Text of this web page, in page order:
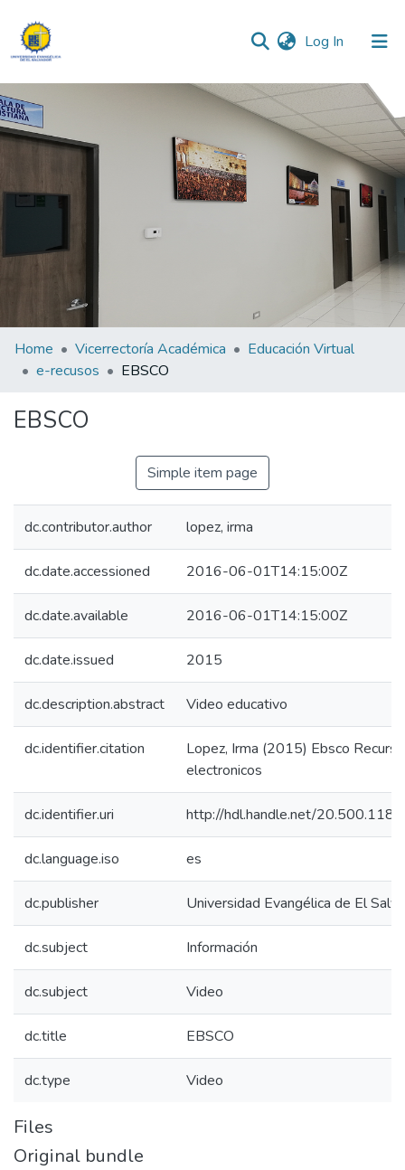
Log In (current)
Communities & Collections
All of DSpace
Home Vicerrectoría Académica
Educación Virtual
e-recusos
EBSCO
EBSCO
Simple item page
dc.contributor.author lopez, irma
dc.date.accessioned 2016-06-01T14:15:00Z
dc.date.available 2016-06-01T14:15:00Z
dc.date.issued 2015
dc.description.abstract Video educativo
dc.identifier.citation
Lopez, Irma (2015) Ebsco
electronicos
dc.identifier.uri http://hdl.handle.net/
dc.language.iso es
dc.publisher Universidad Evangélica de El
dc.subject Información
dc.subject Video
dc.title EBSCO
dc.type Video
Files
Original bundle